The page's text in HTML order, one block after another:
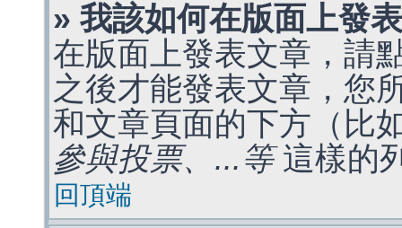
» 我該如何在版面上發
在版面上發表文章，請
之後才能發表文章，您
和文章頁面的下方（比
參與投票、...等這樣的
回頂端